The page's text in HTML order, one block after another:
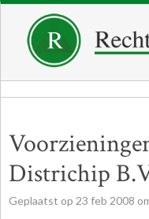
Districhip
Geplaatst op 23 feb 2008